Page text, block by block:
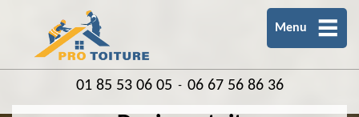
Menu
01 85 53 06 05 - 06 67 56 86 36